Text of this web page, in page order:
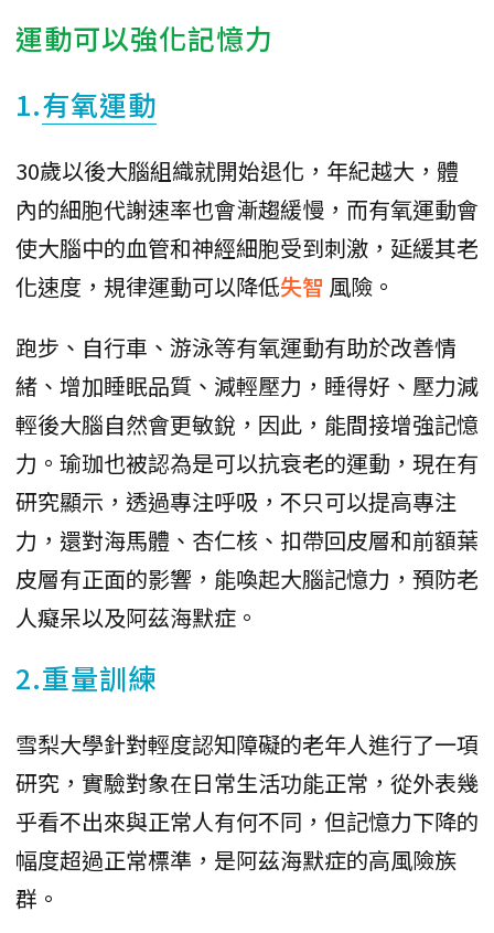
運動可以強化記憶力
1.有氧運動
30歲以後大腦組織就開始退化，年紀越大，體
內的細胞代謝速率也會漸趨緩慢，而有氧運動會
使大腦中的血管和神經細胞受到刺激，延緩其老
化速度，規律運動可以降低失智 風險。
跑步、自行車、游泳等有氧運動有助於改善情
緒、增加睡眠品質、減輕壓力，睡得好、壓力減
輕後大腦自然會更敏銳，因此，能間接增強記憶
力。瑜珈也被認為是可以抗衰老的運動，現在有
研究顯示，透過專注呼吸，不只可以提高專注
力，還對海馬體、杏仁核、扣帶回皮層和前額葉
皮層有正面的影響，能喚起大腦記憶力，預防老
人癡呆以及阿茲海默症。
2.重量訓練
雪梨大學針對輕度認知障礙的老年人進行了一項
研究，實驗對象在日常生活功能正常，從外表幾
乎看不出來與正常人有何不同，但記憶力下降的
幅度超過正常標準，是阿茲海默症的高風險族
群。